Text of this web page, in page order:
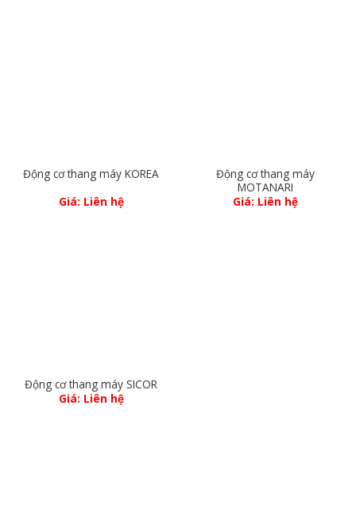
Động cơ thang máy KOREA
Giá: Liên hệ
Động cơ thang máy
MOTANARI
Giá: Liên hệ
Động cơ thang máy SICOR
Giá: Liên hệ